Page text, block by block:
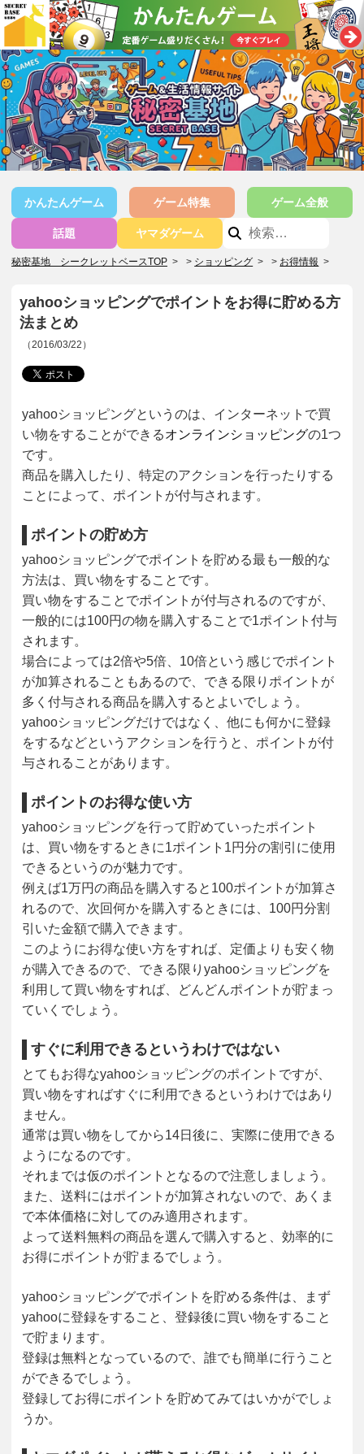
かんたんゲーム ゲーム特集 ゲーム全般
話題 ヤマダゲーム
秘密基地 シークレットベースTOP > ショッピング > お得情報 >
yahooショッピングでポイントをお得に貯める方
法まとめ
（2016/03/22）
yahooショッピングというのは、インターネットで買
い物をすることができるオンラインショッピングの1つ
です。
商品を購入したり、特定のアクションを行ったりする
ことによって、ポイントが付与されます。
ポイントの貯め方
yahooショッピングでポイントを貯める最も一般的な
方法は、買い物をすることです。
買い物をすることでポイントが付与されるのですが、
一般的には100円の物を購入することで1ポイント付与
されます。
場合によっては2倍や5倍、10倍という感じでポイント
が加算されることもあるので、できる限りポイントが
多く付与される商品を購入するとよいでしょう。
yahooショッピングだけではなく、他にも何かに登録
をするなどというアクションを行うと、ポイントが付
与されることがあります。
ポイントのお得な使い方
yahooショッピングを行って貯めていったポイント
は、買い物をするときに1ポイント1円分の割引に使用
できるというのが魅力です。
例えば1万円の商品を購入すると100ポイントが加算さ
れるので、次回何かを購入するときには、100円分割
引いた金額で購入できます。
このようにお得な使い方をすれば、定価よりも安く物
が購入できるので、できる限りyahooショッピングを
利用して買い物をすれば、どんどんポイントが貯まっ
ていくでしょう。
すぐに利用できるというわけではない
とてもお得なyahooショッピングのポイントですが、
買い物をすればすぐに利用できるというわけではあり
ません。
通常は買い物をしてから14日後に、実際に使用できる
ようになるのです。
それまでは仮のポイントとなるので注意しましょう。
また、送料にはポイントが加算されないので、あくま
で本体価格に対してのみ適用されます。
よって送料無料の商品を選んで購入すると、効率的に
お得にポイントが貯まるでしょう。
yahooショッピングでポイントを貯める条件は、まず
yahooに登録をすること、登録後に買い物をすること
で貯まります。
登録は無料となっているので、誰でも簡単に行うこと
ができるでしょう。
登録してお得にポイントを貯めてみてはいかがでしょ
うか。